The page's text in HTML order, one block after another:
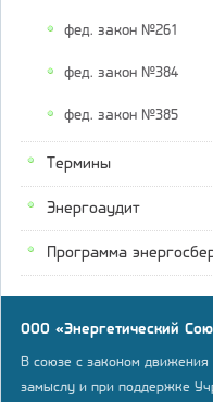
фед. закон №261
фед. закон №384
фед. закон №385
Термины
Энергоаудит
Программа
ООО «Энергетический
В союзе с законом движения
замыслу и при поддержке